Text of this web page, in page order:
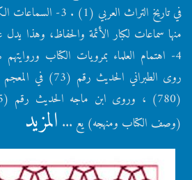
في تاريخ التراث العربي
منها سماعات لكبار الأئمة والحفاظ، وهذا يدل
4- اهتمام العلماء بمرويات الكتاب
(وصف الكتاب ومنهجه) يع ... المزيد